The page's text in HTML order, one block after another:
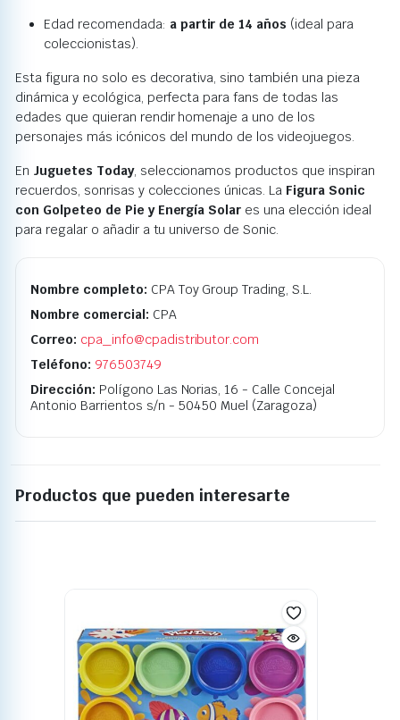
Edad recomendada: a partir de 14 años (ideal para
coleccionistas).
Esta figura no solo es decorativa, sino también una pieza
dinámica y ecológica, perfecta para fans de todas las
edades que quieran rendir homenaje a uno de los
personajes más icónicos del mundo de los videojuegos.
En Juguetes Today, seleccionamos productos que inspiran
recuerdos, sonrisas y colecciones únicas. La Figura Sonic
con Golpeteo de Pie y Energía Solar es una elección ideal
para regalar o añadir a tu universo de Sonic.
Nombre completo: CPA Toy Group Trading, S.L.
Nombre comercial: CPA
Correo: cpa_info@cpadistributor.com
Teléfono: 976503749
Dirección: Polígono Las Norias, 16 - Calle Concejal
Antonio Barrientos s/n - 50450 Muel (Zaragoza)
Productos que pueden interesarte